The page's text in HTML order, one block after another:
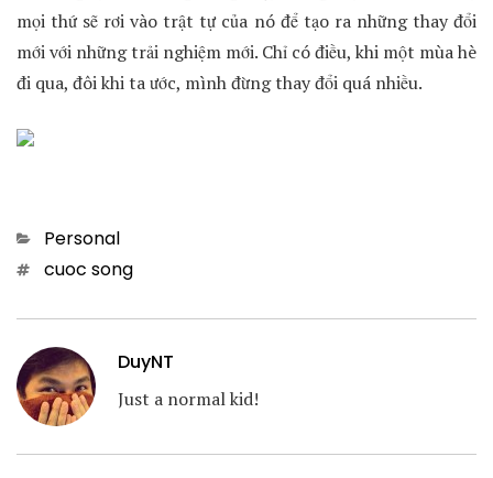
mọi thứ sẽ rơi vào trật tự của nó để tạo ra những thay đổi
mới với những trải nghiệm mới. Chỉ có điều, khi một mùa hè
đi qua, đôi khi ta ước, mình đừng thay đổi quá nhiều.
Categories
Personal
Tagscuoc song
DuyNT
Just a normal kid!